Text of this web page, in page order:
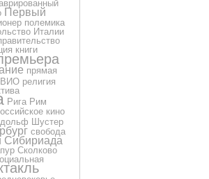
Первый
полемика
Италии
книги
прямая
религия
Рига Рим
кино
Шустер
свобода
Сибириада
Сколково